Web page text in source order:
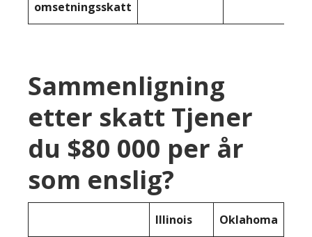
omsetningsskatt
Sammenligning
etter skatt Tjener
du $80 000 per år
som enslig?
Illinois Oklahoma